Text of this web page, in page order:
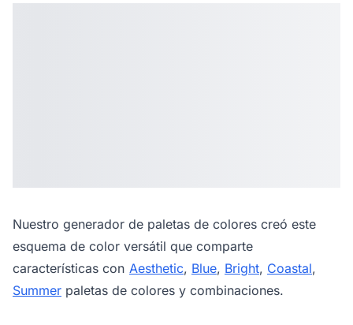
Nuestro generador de paletas de colores creó este
esquema de color versátil que comparte
características con Aesthetic, Blue, Bright, Coastal,
Summer paletas de colores y combinaciones.